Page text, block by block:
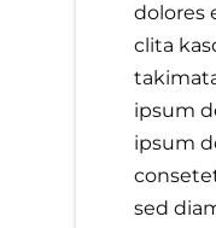
dolores
clita
ipsum
ipsum
sed